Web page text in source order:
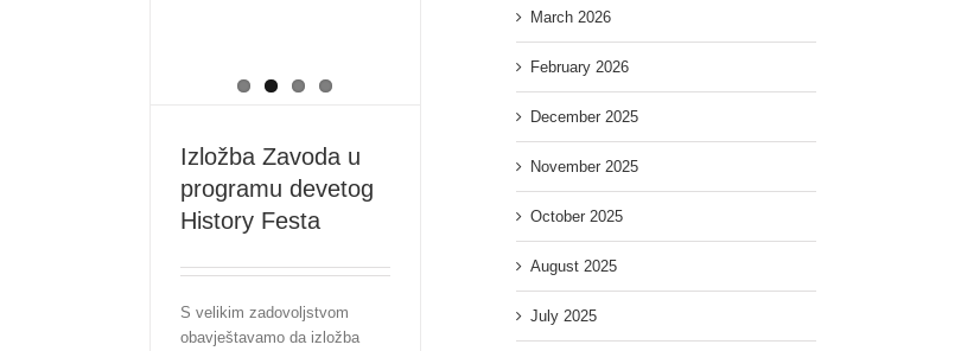
Izložba Zavoda u
programu devetog
History Festa
S velikim zadovoljstvom
obavještavamo da izložba
March 2026
February 2026
December 2025
November 2025
October 2025
August 2025
July 2025